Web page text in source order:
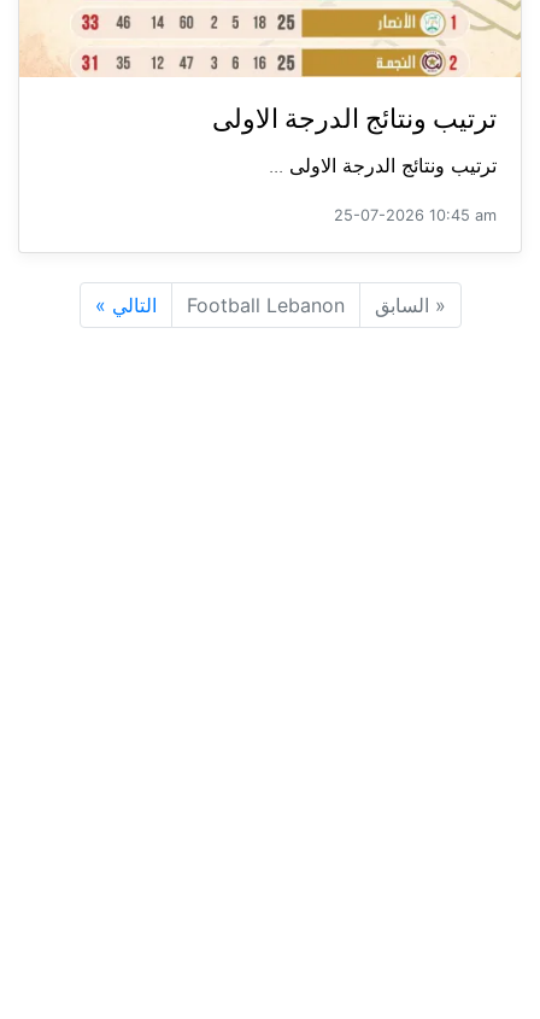
ترتيب ونتائج الدرجة الاولى
ترتيب ونتائج الدرجة الاولى ...
25-07-2026 10:45 am
« السابق Football Lebanon التالي »